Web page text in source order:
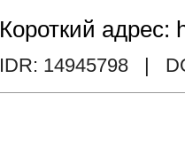
Короткий адрес:
IDR: 14945798 |